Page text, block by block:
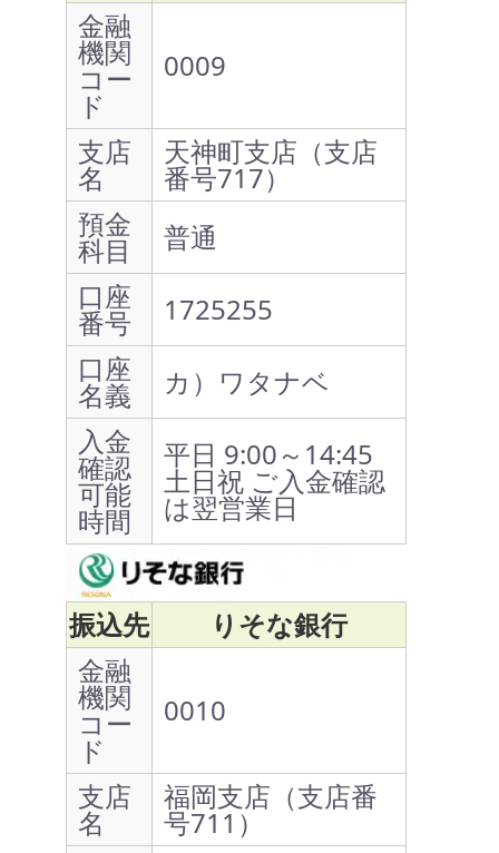
金融
機関
コー
ド
0009
支店
名
天神町支店（支店
番号717）
預金
科目
普通
口座
番号
1725255
口座
名義
カ）ワタナベ
入金
確認
可能
時間
平日 9:00～14:45
土日祝 ご入金確認
は翌営業日
振込先
りそな銀行
金融
機関
コー
ド
0010
支店
名
福岡支店（支店番
号711）